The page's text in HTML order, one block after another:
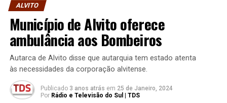
ALVITO
Município de Alvito oferece
ambulância aos Bombeiros
Autarca de Alvito disse que autarquia tem estado atenta
às necessidades da corporação alvitense.
Publicado 3 anos atrás em 25 de Janeiro, 2024
Por Rádio e Televisão do Sul | TDS